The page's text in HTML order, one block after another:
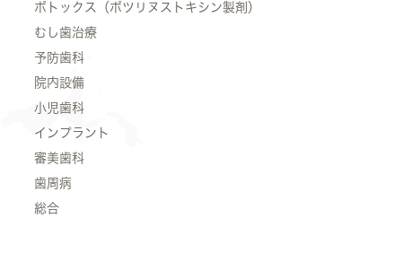
ボトックス（ボツリヌストキシン製剤）
むし歯治療
予防歯科
院内設備
小児歯科
インプラント
審美歯科
歯周病
総合